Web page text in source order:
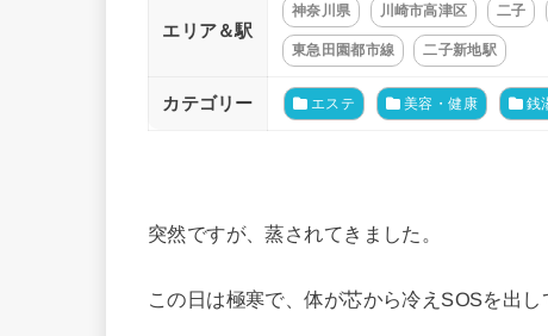
エリア＆駅
神奈川県 川崎市高津区 二子
東急田園都市線 二子新地駅
カテゴリー エステ 美容・健康 銭
突然ですが、蒸されてきました。
この日は極寒で、体が芯から冷えSOSを出し